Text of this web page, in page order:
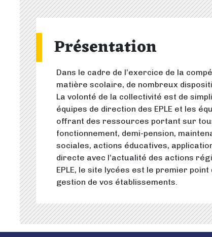
Présentation
Dans le cadre de l’exercice de la
matière scolaire, de nombreux
La volonté de la collectivité est de
équipes de direction des EPLE et les
offrant des ressources portant sur
fonctionnement, demi-pension,
sociales, actions éducatives,
directe avec l’actualité des actions
EPLE, le site lycées est le premier
gestion de vos établissements.